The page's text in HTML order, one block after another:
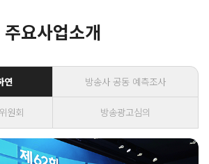
주요사업소개
연 방송사 공동 예측조사
원회 방송광고심의